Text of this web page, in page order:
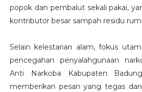
popok dan pembalut sekali pakai,
kontributor besar sampah residu
Selain kelestarian alam, fokus
pencegahan penyalahgunaan
Anti Narkoba Kabupaten
memberikan pesan yang tegas